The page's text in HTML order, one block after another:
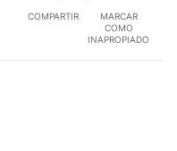
COMPARTIR
MARCAR
COMO
INAPROPIADO